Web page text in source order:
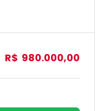
R$ 980.000,00